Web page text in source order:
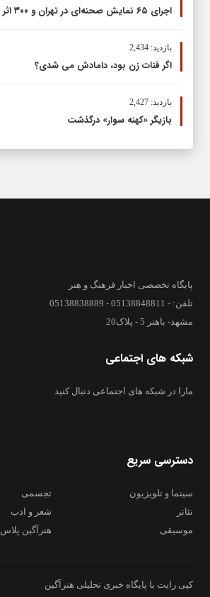
اجرای ۶۵ نمایش صحنه‌ای در تهران و ۳۰۰ اثر در شهرستان‌ها
بازدید: 2,434
اگر قنات زن بود، دامادش می شدی؟
بازدید: 2,427
بازیگر «کهنه سوار» درگذشت
پایگاه تخصصی اخبار فرهنگ و هنر
تلفن: - 05138848811 - 05138838889
مشهد- باهنر 5 - پلاک20
شبکه های اجتماعی
مارا در شبکه های اجتماعی دنبال کنید
دسترسی سریع
سینما و تلویزیون
تجسمی
تئاتر
شعر و ادب
موسیقی
هنرآگین پلاس
کپی رایت با پایگاه خبری تحلیلی هنرآگین